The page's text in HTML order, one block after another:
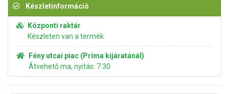
Készletinformáció
Központi raktár
Készleten van a termék
Fény utcai piac (Príma kijáratánál)
Átvehető ma, nyitás: 7:30